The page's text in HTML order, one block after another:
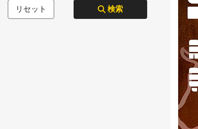
リセット 検索